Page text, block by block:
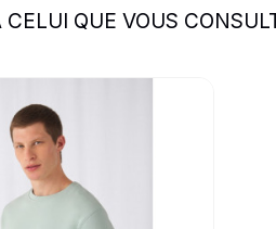
QUE VOUS